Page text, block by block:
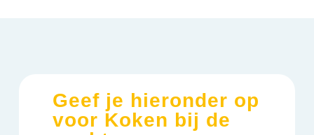
Geef je hieronder op
voor Koken bij de